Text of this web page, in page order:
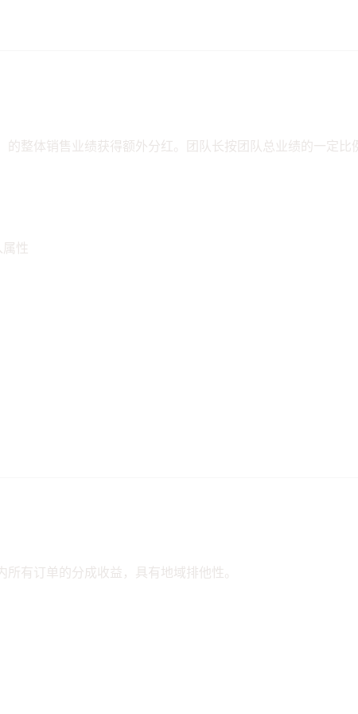
整体销售业绩获得额外分红。团队长按团队总业绩的一定比
性
有订单的分成收益，具有地域排他性。